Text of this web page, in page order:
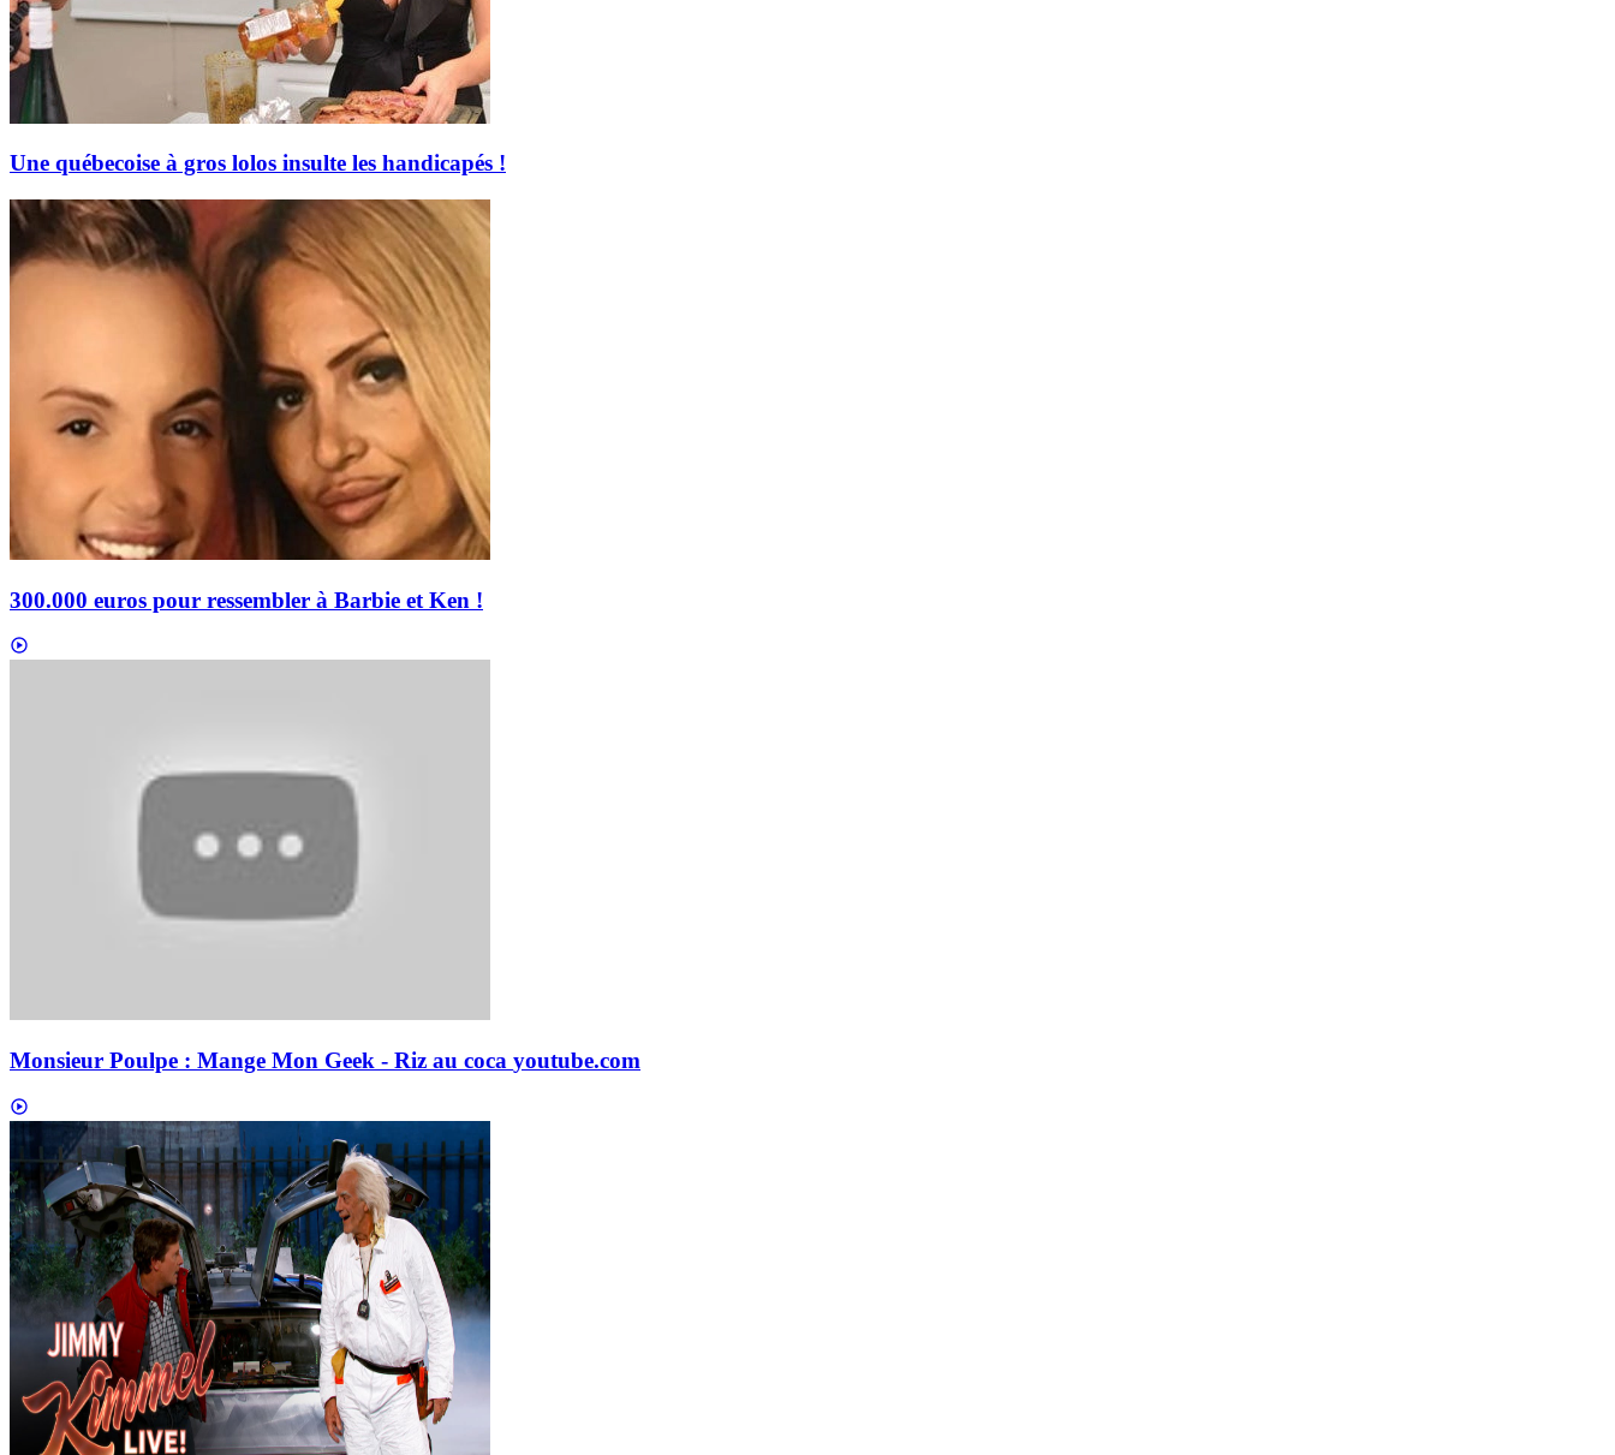
Une québecoise à gros lolos insulte les handicapés !
300.000 euros pour ressembler à Barbie et Ken !
Monsieur Poulpe : Mange Mon Geek - Riz au coca youtube.com